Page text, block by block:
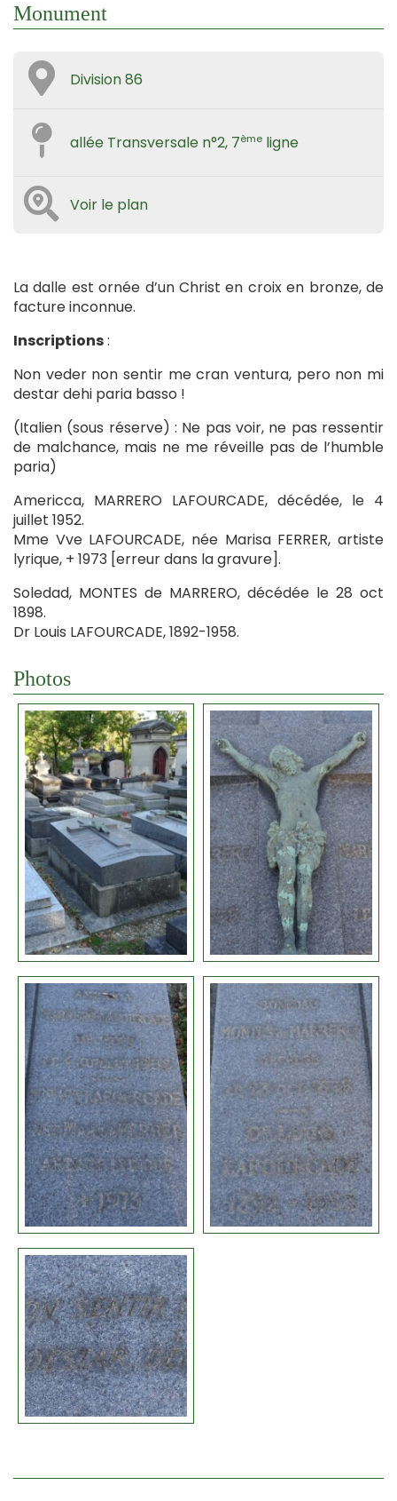
Monument
Division 86
allée Transversale n°2, 7ème ligne
Voir le plan
La dalle est ornée d’un Christ en croix en bronze, de
facture inconnue.
Inscriptions:
Non veder non sentir me cran ventura, pero non mi
destar dehi paria basso !
(Italien (sous réserve) : Ne pas voir, ne pas ressentir
de malchance, mais ne me réveille pas de l’humble
paria)
Americca, MARRERO LAFOURCADE, décédée, le 4
juillet 1952.
Mme Vve LAFOURCADE, née Marisa FERRER, artiste
lyrique, + 1973 [erreur dans la gravure].
Soledad, MONTES de MARRERO, décédée le 28 oct
1898.
Dr Louis LAFOURCADE, 1892-1958.
Photos